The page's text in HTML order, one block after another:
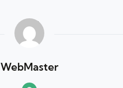
WebMaster